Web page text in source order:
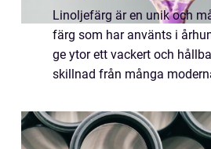
Linoljefärg är en unik och
färg som har använts i
ge ytor ett vackert och
skillnad från många